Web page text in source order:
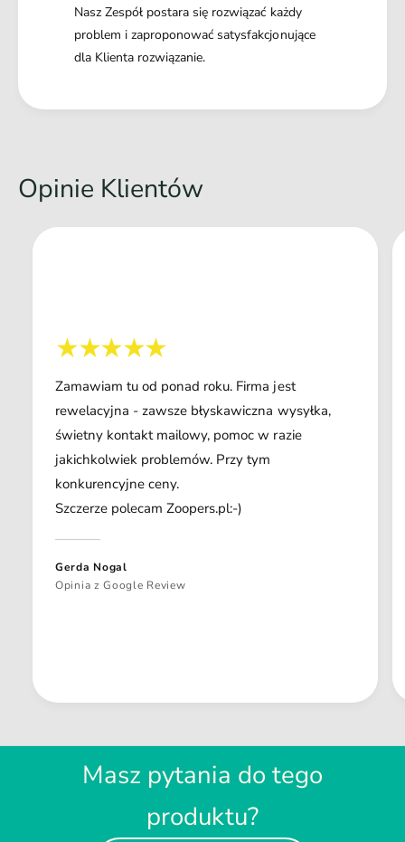
Nasz Zespół postara się rozwiązać każdy
problem i zaproponować satysfakcjonujące
dla Klienta rozwiązanie.
Opinie Klientów
Zamawiam tu od ponad roku. Firma jest
rewelacyjna - zawsze błyskawiczna wysyłka,
świetny kontakt mailowy, pomoc w razie
jakichkolwiek problemów. Przy tym
konkurencyjne ceny.
Szczerze polecam Zoopers.pl:-)
Gerda Nogal
Opinia z Google Review
Masz pytania do tego
produktu?